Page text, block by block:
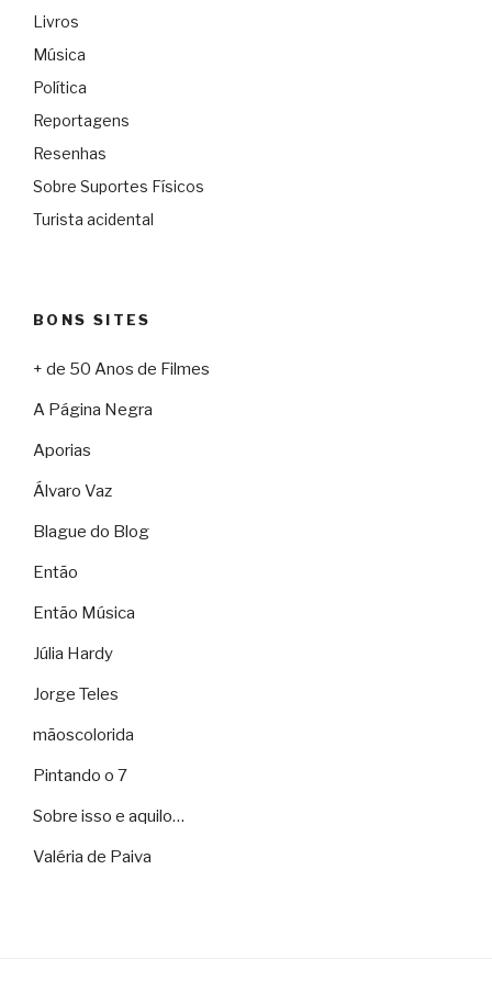
Livros
Música
Política
Reportagens
Resenhas
Sobre Suportes Físicos
Turista acidental
BONS SITES
+ de 50 Anos de Filmes
A Página Negra
Aporias
Álvaro Vaz
Blague do Blog
Então
Então Música
Júlia Hardy
Jorge Teles
mãoscolorida
Pintando o 7
Sobre isso e aquilo…
Valéria de Paiva